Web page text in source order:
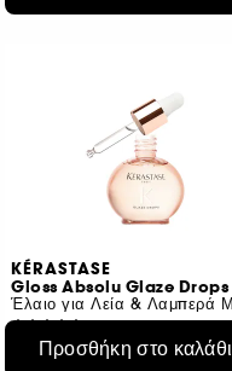
KÉRASTASE
Gloss Absolu Glaze Drops
1414
€ 41,95
Προσθήκη στο καλάθι